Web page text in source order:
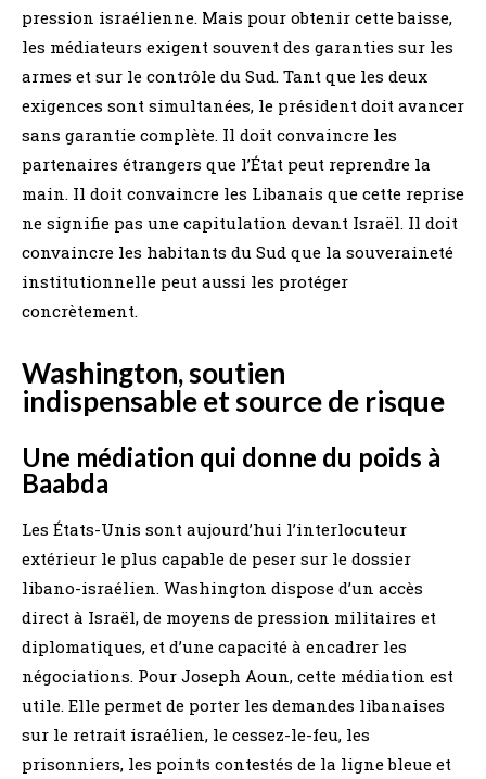
pression israélienne. Mais pour obtenir cette baisse,
les médiateurs exigent souvent des garanties sur les
armes et sur le contrôle du Sud. Tant que les deux
exigences sont simultanées, le président doit avancer
sans garantie complète. Il doit convaincre les
partenaires étrangers que l’État peut reprendre la
main. Il doit convaincre les Libanais que cette reprise
ne signifie pas une capitulation devant Israël. Il doit
convaincre les habitants du Sud que la souveraineté
institutionnelle peut aussi les protéger
concrètement.
Washington, soutien
indispensable et source de risque
Une médiation qui donne du poids à
Baabda
Les États-Unis sont aujourd’hui l’interlocuteur
extérieur le plus capable de peser sur le dossier
libano-israélien. Washington dispose d’un accès
direct à Israël, de moyens de pression militaires et
diplomatiques, et d’une capacité à encadrer les
négociations. Pour Joseph Aoun, cette médiation est
utile. Elle permet de porter les demandes libanaises
sur le retrait israélien, le cessez-le-feu, les
prisonniers, les points contestés de la ligne bleue et